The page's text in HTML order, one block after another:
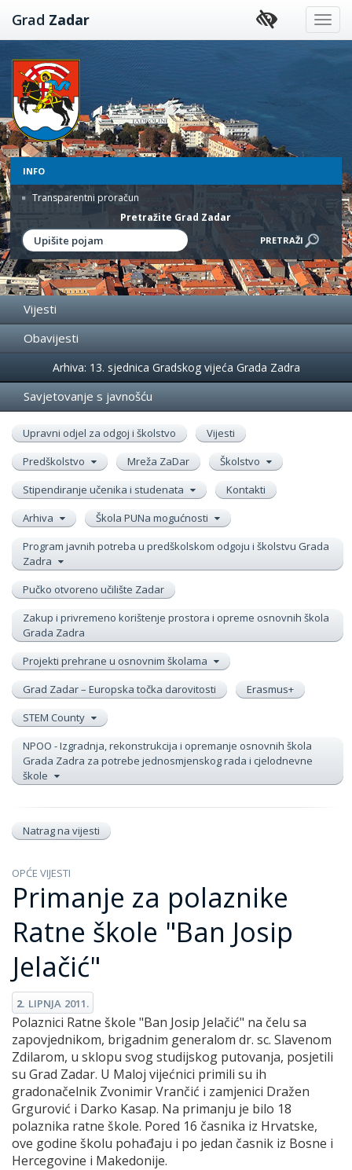
Preskoči
na
Grad Zadar
INFO
Transparentni proračun
Pretražite Grad Zadar
Vijesti
Obavijesti
Događanja
Arhiva: 13. sjednica Gradskog vijeća Grada Zadra
Savjetovanje s javnošću
Upravni odjel za odgoj i školstvo
Vijesti
Predškolstvo
Mreža ZaDar
Školstvo
Stipendiranje učenika i studenata
Kontakti
Arhiva
Škola PUNa mogućnosti
Program javnih potreba u predškolskom odgoju i školstvu Grada
Zadra
Pučko otvoreno učilište Zadar
Zakup i privremeno korištenje prostora i opreme osnovnih škola
Grada Zadra
Projekti prehrane u osnovnim školama
Grad Zadar – Europska točka darovitosti
Erasmus+
STEM County
NPOO - Izgradnja, rekonstrukcija i opremanje osnovnih škola
Grada Zadra za potrebe jednosmjenskog rada i cjelodnevne
škole
Natrag na vijesti
OPĆE VIJESTI
Primanje za polaznike
Ratne škole "Ban Josip
Jelačić"
2. LIPNJA 2011.
Polaznici Ratne škole "Ban Josip Jelačić" na čelu sa
zapovjednikom, brigadnim generalom dr. sc. Slavenom
Zdilarom, u sklopu svog studijskog putovanja, posjetili
su Grad Zadar. U Maloj vijećnici primili su ih
gradonačelnik Zvonimir Vrančić i zamjenici Dražen
Grgurović i Darko Kasap. Na primanju je bilo 18
polaznika ratne škole. Pored 16 časnika iz Hrvatske,
ove godine školu pohađaju i po jedan časnik iz Bosne i
Hercegovine i Makedonije.